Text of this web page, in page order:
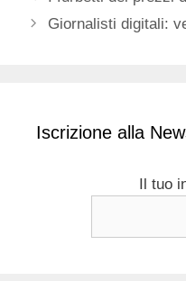
Giornalisti digitali:
Iscrizione alla
Il tuo